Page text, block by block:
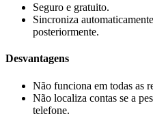
Seguro e gratuito.
Sincroniza
posteriormente.
Desvantagens
Não funciona em todas as
Não localiza contas se a
telefone.